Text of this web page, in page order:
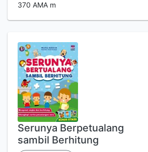
370 AMA m
Serunya Berpetualang
sambil Berhitung